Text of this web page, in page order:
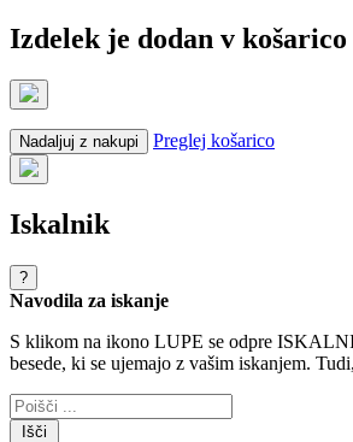
Izdelek je dodan v košarico
Nadaljuj z nakupi Preglej košarico
Iskalnik
?
Navodila za iskanje
S klikom na ikono LUPE se odpre
besede, ki se ujemajo z vašim iskanjem.
Išči